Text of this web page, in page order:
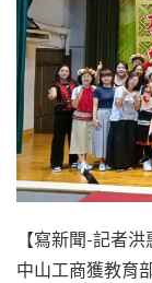
【寫新聞-記者
中山工商獲教育